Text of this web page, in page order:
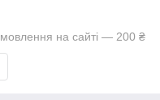
на сайті — 200 ₴